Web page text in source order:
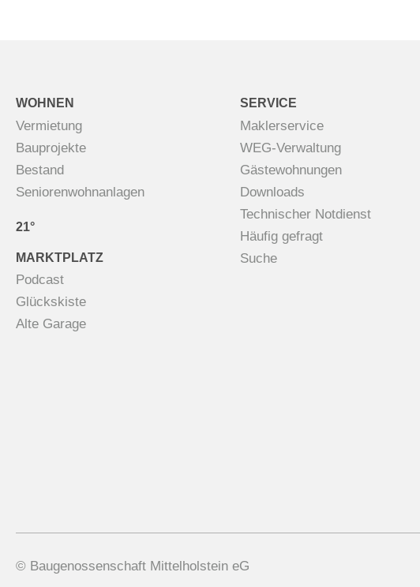
WOHNEN
Vermietung
Bauprojekte
Bestand
Seniorenwohnanlagen
21°
MARKTPLATZ
Podcast
Glückskiste
Alte Garage
SERVICE
Maklerservice
WEG-Verwaltung
Gästewohnungen
Downloads
Technischer Notdienst
Häufig gefragt
Suche
© Baugenossenschaft Mittelholstein eG